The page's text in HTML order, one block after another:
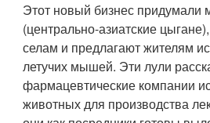
Этот новый бизнес придумали
(центрально-азиатские
селам и предлагают жителям
летучих мышей. Эти лули
фармацевтические компании
животных для производства